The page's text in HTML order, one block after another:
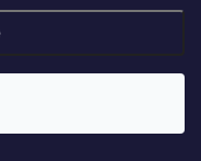
a pomôžu nájsť